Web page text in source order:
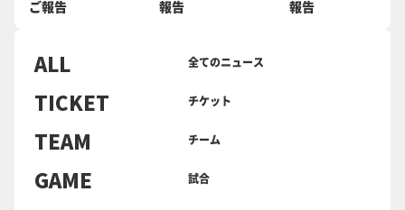
ご報告
報告
報告
ALL 全てのニュース
TICKET チケット
TEAM チーム
GAME 試合